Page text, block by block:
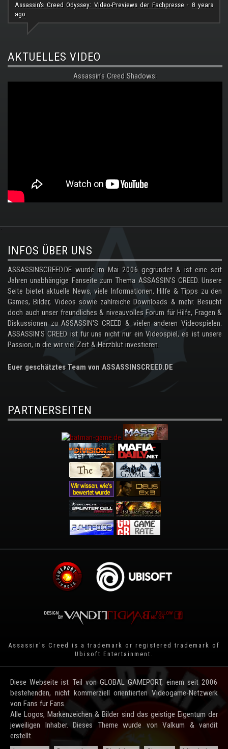
Assassin's Creed Odyssey: Video-Previews der Fachpresse· 8 years
ago
AKTUELLES VIDEO
Assassin's Creed Shadows:
.
INFOS ÜBER UNS
ASSASSINSCREED.DE wurde im Mai 2006 gegründet & ist eine seit
Jahren unabhängige Fanseite zum Thema ASSASSIN'S CREED. Unsere
Seite bietet aktuelle News, viele Informationen, Hilfe & Tipps zu den
Games, Bilder, Videos sowie zahlreiche Downloads & mehr. Besucht
doch auch unser freundliches & niveauvolles Forum für Hilfe, Fragen &
Diskussionen zu ASSASSIN'S CREED & vielen anderen Videospielen.
ASSASSIN'S CREED ist für uns nicht nur ein Videospiel, es ist unsere
Passion, in die wir viel Zeit & Herzblut investieren.
Euer geschätztes Team von ASSASSINSCREED.DE
PARTNERSEITEN
Assassin's Creed is a trademark or registered trademark of
Ubisoft Entertainment .
Diese Webseite ist Teil von GLOBAL GAMEPORT, einem seit 2006
bestehenden, nicht kommerziell orientierten Videogame-Netzwerk
von Fans für Fans.
Alle Logos, Markenzeichen & Bilder sind das geistige Eigentum der
jeweiligen Inhaber. Dieses Theme wurde von Valkum & vandit
erstellt.